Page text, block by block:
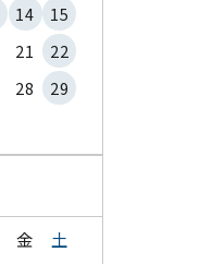
14
15
21
22
28
29
金 土